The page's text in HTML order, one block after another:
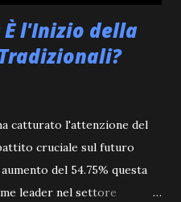
È l'Inizio della
catturato l'attenzione del
cruciale sul futuro
del 54.75% questa
leader nel settore